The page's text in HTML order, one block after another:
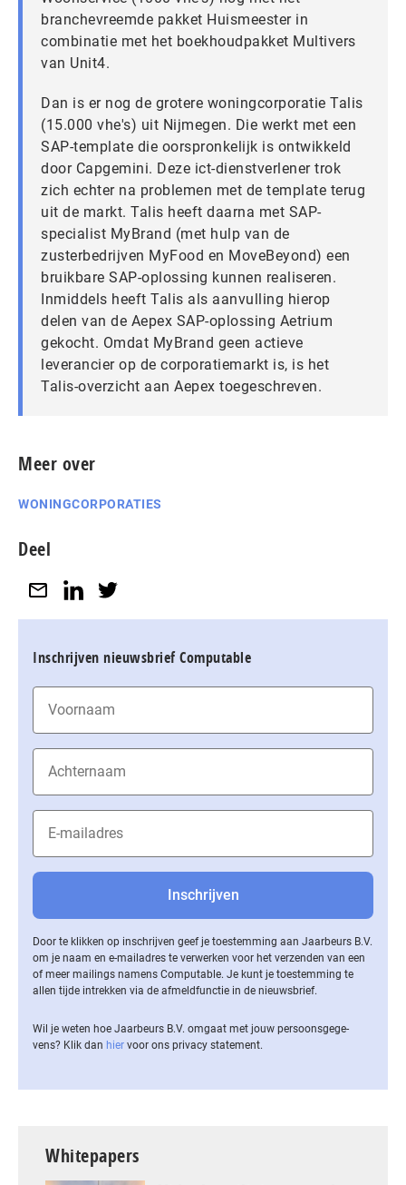
branchevreemde pakket Huismeester in
combinatie met het boekhoudpakket Multivers
van Unit4.
Dan is er nog de grotere woningcorporatie Talis
(15.000 vhe's) uit Nijmegen. Die werkt met een
SAP-template die oorspronkelijk is ontwikkeld
door Capgemini. Deze ict-dienstverlener trok
zich echter na problemen met de template terug
uit de markt. Talis heeft daarna met SAP-
specialist MyBrand (met hulp van de
zusterbedrijven MyFood en MoveBeyond) een
bruikbare SAP-oplossing kunnen realiseren.
Inmiddels heeft Talis als aanvulling hierop
delen van de Aepex SAP-oplossing Aetrium
gekocht. Omdat MyBrand geen actieve
leverancier op de corporatiemarkt is, is het
Talis-overzicht aan Aepex toegeschreven.
Meer over
WONINGCORPORATIES
Deel
Inschrijven nieuwsbrief Computable
Door te klikken op inschrijven geef je toestemming aan Jaarbeurs B.V.
om je naam en e-mailadres te verwerken voor het verzenden van een
of meer mailings namens Computable. Je kunt je toestemming te
allen tijde intrekken via de af­meld­func­tie in de nieuwsbrief.
Wil je weten hoe Jaarbeurs B.V. omgaat met jouw per­soons­ge­ge­
vens? Klik dan hier voor ons privacy statement.
Whitepapers